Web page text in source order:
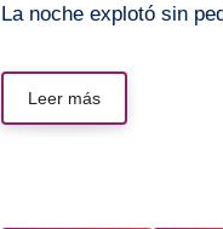
La noche explotó sin
Leer más